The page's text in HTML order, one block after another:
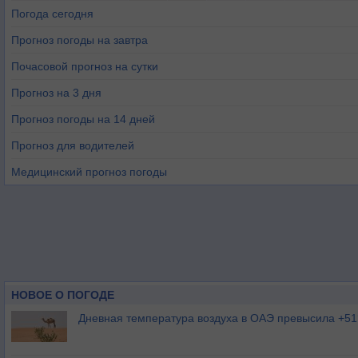
Погода сегодня
Прогноз погоды на завтра
Почасовой прогноз на сутки
Прогноз на 3 дня
Прогноз погоды на 14 дней
Прогноз для водителей
Медицинский прогноз погоды
НОВОЕ О ПОГОДЕ
Дневная температура воздуха в ОАЭ превысила